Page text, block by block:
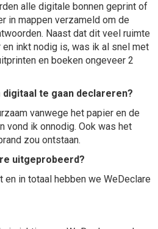
alle digitale bonnen geprint of
in mappen verzameld om de
Naast dat dit veel ruimte
inkt nodig is, was ik al snel met
en boeken ongeveer 2
te gaan declareren?
vanwege het papier en de
vond ik onnodig. Ook was het
zou ontstaan.
uitgeprobeerd?
in totaal hebben we WeDeclare